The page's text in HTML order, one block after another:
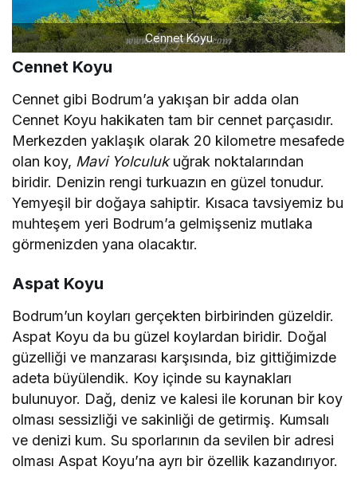
Cennet Koyu
Cennet Koyu
Cennet gibi Bodrum’a yakışan bir adda olan
Cennet Koyu hakikaten tam bir cennet parçasıdır.
Merkezden yaklaşık olarak 20 kilometre mesafede
olan koy, Mavi Yolculukuğrak noktalarından
biridir. Denizin rengi turkuazın en güzel tonudur.
Yemyeşil bir doğaya sahiptir. Kısaca tavsiyemiz bu
muhteşem yeri Bodrum’a gelmişseniz mutlaka
görmenizden yana olacaktır.
Aspat Koyu
Bodrum’un koyları gerçekten birbirinden güzeldir.
Aspat Koyu da bu güzel koylardan biridir. Doğal
güzelliği ve manzarası karşısında, biz gittiğimizde
adeta büyülendik. Koy içinde su kaynakları
bulunuyor. Dağ, deniz ve kalesi ile korunan bir koy
olması sessizliği ve sakinliği de getirmiş. Kumsalı
ve denizi kum. Su sporlarının da sevilen bir adresi
olması Aspat Koyu’na ayrı bir özellik kazandırıyor.